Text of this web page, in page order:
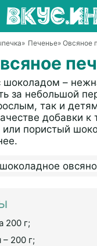
» Печенье» Овсяное
шоколадом –
за небольшой
так и
добавки к
пористый
200 г;
200 г;